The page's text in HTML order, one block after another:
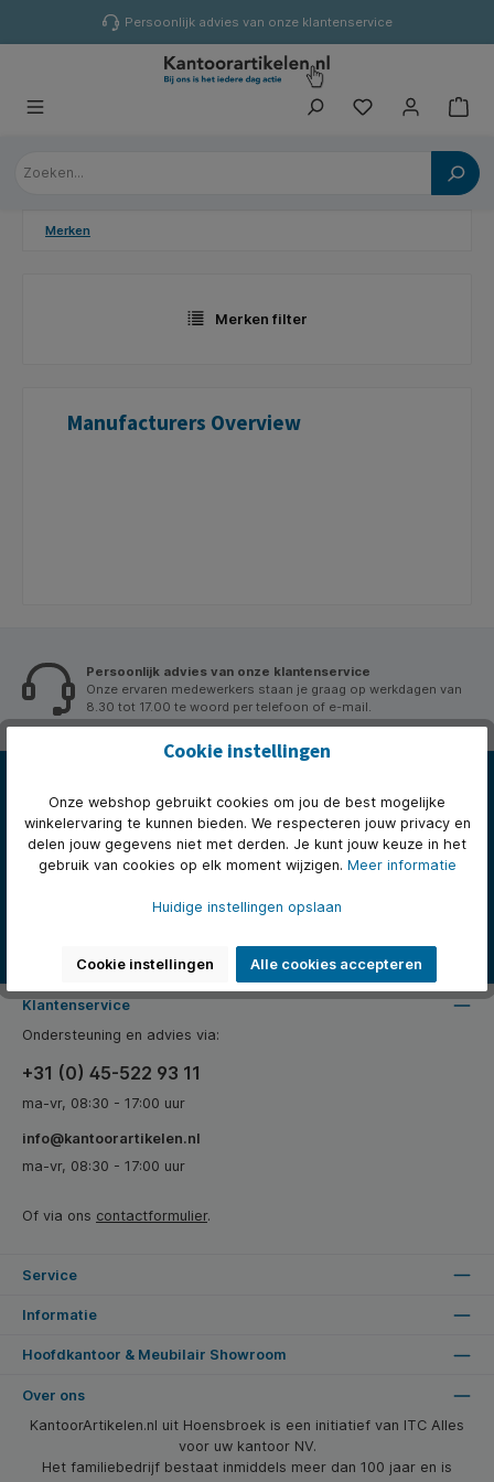
Persoonlijk advies van onze klantenservice
Merken
Merken filter
Manufacturers Overview
Persoonlijk advies van onze klantenservice
Onze ervaren medewerkers staan je graag op werkdagen van
8.30 tot 17.00 te woord per telefoon of e-mail.
Abonneer op onze nieuwsbrief en we houden je op de hoogte
met het laatste nieuws.
mailadres*
Deze site wordt beschermd door reCAPTCHA en de Google
Door verder te gaan bevestigt u dat u onzeprivacyverklaringhebt
gelezen en onzealgemene voorwaardenheeft geaccepteerd.
Klantenservice
Ondersteuning en advies via:
+31 (0) 45-522 93 11
ma-vr, 08:30 - 17:00 uur
info@kantoorartikelen.nl
ma-vr, 08:30 - 17:00 uur
Of via ons contactformulier.
Service
Informatie
Hoofdkantoor & Meubilair Showroom
Over ons
KantoorArtikelen.nl uit Hoensbroek is een initiatief van ITC Alles
voor uw kantoor NV.
Het familiebedrijf bestaat inmiddels meer dan 100 jaar en is
Cookie instellingen
Onze webshop gebruikt cookies om jou de best mogelijke
winkelervaring te kunnen bieden. We respecteren jouw privacy en
delen jouw gegevens niet met derden. Je kunt jouw keuze in het
gebruik van cookies op elk moment wijzigen. Meer informatie
Huidige instellingen opslaan
Cookie instellingen Alle cookies accepteren